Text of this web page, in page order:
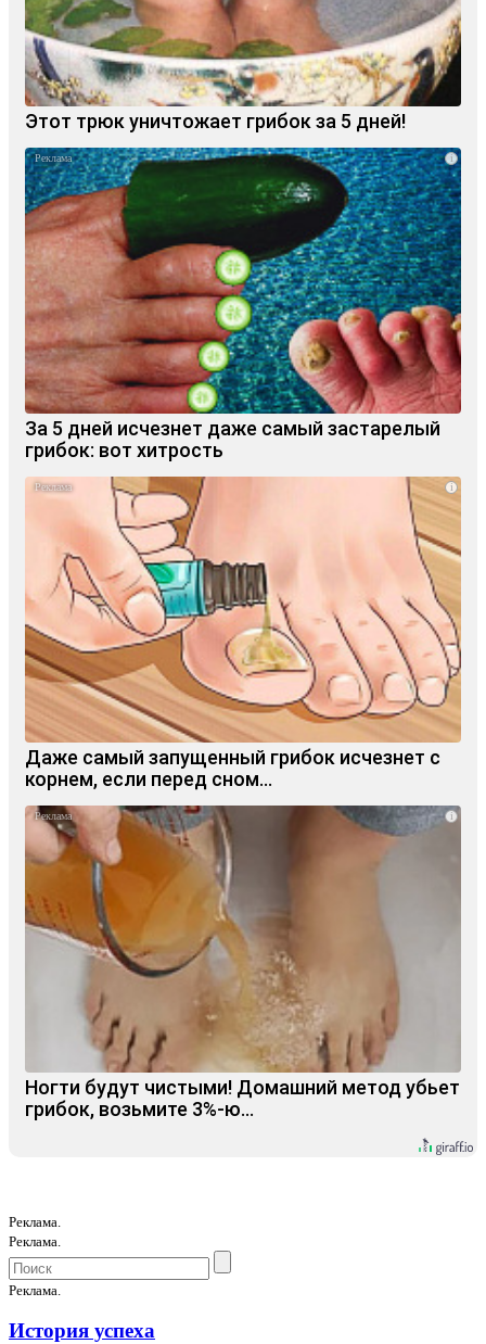
Этот трюк уничтожает грибок за 5 дней!
i
За 5 дней исчезнет даже самый застарелый
грибок: вот хитрость
i
Даже самый запущенный грибок исчезнет с
корнем, если перед сном…
i
Ногти будут чистыми! Домашний метод убьет
грибок, возьмите 3%-ю…
Реклама.
Реклама.
Реклама.
История успеха